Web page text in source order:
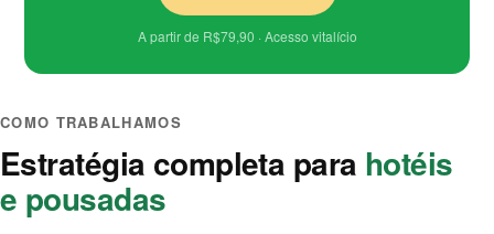
A partir de R$79,90 · Acesso vitalício
COMO TRABALHAMOS
Estratégia completa para hotéis
e pousadas